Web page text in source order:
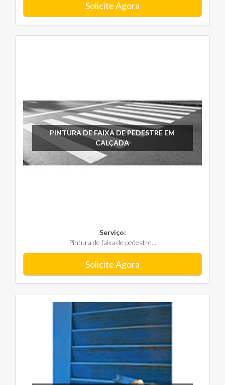
Solicite Agora
PINTURA DE FAIXA DE PEDESTRE EM
CALÇADA
Serviço:
Pintura de faixa de pedestre...
Solicite Agora